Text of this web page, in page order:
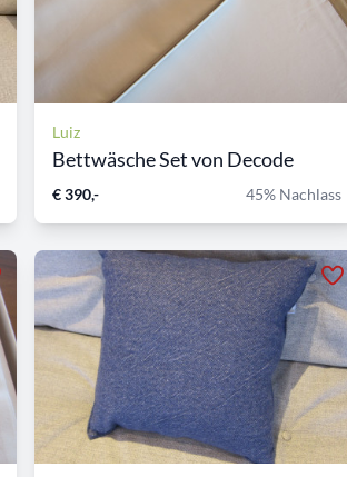
Luiz
Bettwäsche Set von Decode
€ 390,- 45% Nachlass